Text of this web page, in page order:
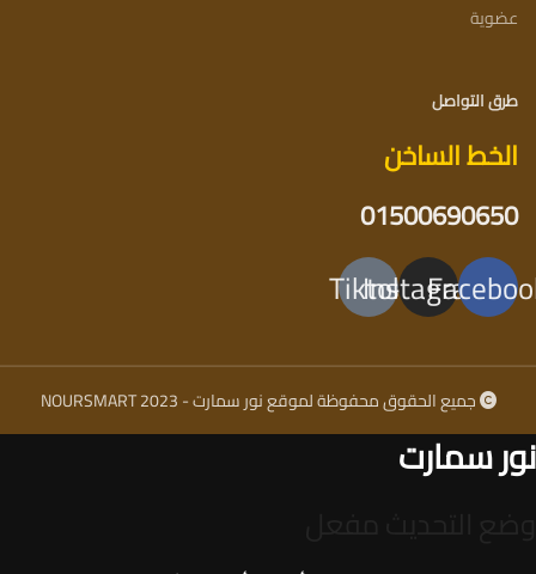
عضوية
طرق التواصل
الخط الساخن
01500690650
Instagram
Tiktok
جميع الحقوق محفوظة لموقع نور سمارت - NOURSMART 2023
نور سمارت